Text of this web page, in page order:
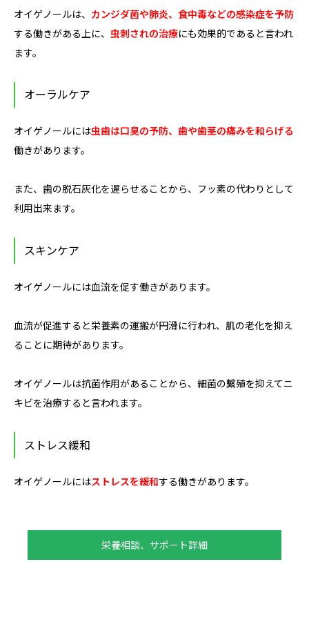
オイゲノールは、 カンジダ菌や肺炎、食中毒などの感染症を予防
する働きがある上に、 虫刺されの治療にも効果的であると言われ
ます。
オーラルケア
オイゲノールには虫歯は口臭の予防、歯や歯茎の痛みを和らげる
働きがあります。
また、歯の脱石灰化を遅らせることから、フッ素の代わりとして
利用出来ます。
スキンケア
オイゲノールには血流を促す働きがあります。
血流が促進すると栄養素の運搬が円滑に行われ、肌の老化を抑え
ることに期待があります。
オイゲノールは抗菌作用があることから、細菌の繫殖を抑えてニ
キビを治療すると言われます。
ストレス緩和
オイゲノールにはストレスを緩和する働きがあります。
栄養相談、サポート詳細